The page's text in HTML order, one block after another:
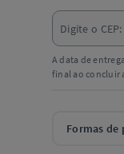
A data de
final ao concluir
Formas de